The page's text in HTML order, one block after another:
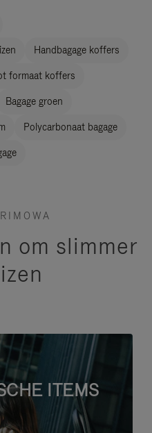
Handbagage koffers
formaat koffers
Bagage groen
Polycarbonaat bagage
om slimmer
ITEMS